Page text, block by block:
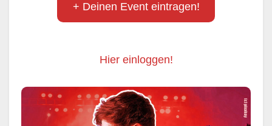
+ Deinen Event eintragen!
Hier einloggen!